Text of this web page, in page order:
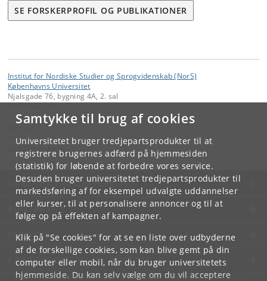
Samtykke til brug af cookies
Universitetet bruger tredjepartsprodukter til at
registrere brugernes adfærd på hjemmesiden
(statistik) for løbende at forbedre vores service.
Desuden bruger universitetet tredjepartsprodukter til
markedsføring af for eksempel udvalgte uddannelser
eller kurser, til at personalisere annoncer og til at
følge op på effekten af kampagner.
Klik på "Se cookies" for at se en liste over udbyderne
af de forskellige cookies, som kan blive gemt på din
computer eller mobil, når du bruger universitetets
hjemmeside. Du kan selv vælge om du vil acceptere
SE FORSKERPROFIL OG PUBLIKATIONER
Institut for Nordiske Studier og Sprogvidenskab (NorS)
Københavns Universitet
Njalsgade 76, bygning 4A, 2. sal
NorS
KØBENHAVNS UNIVERSITET
KONTAKT
SERVICES
FOR STUDERENDE OG ANSATTE